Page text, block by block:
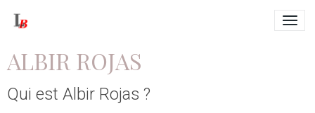
ALBIR ROJAS
Qui est Albir Rojas ?